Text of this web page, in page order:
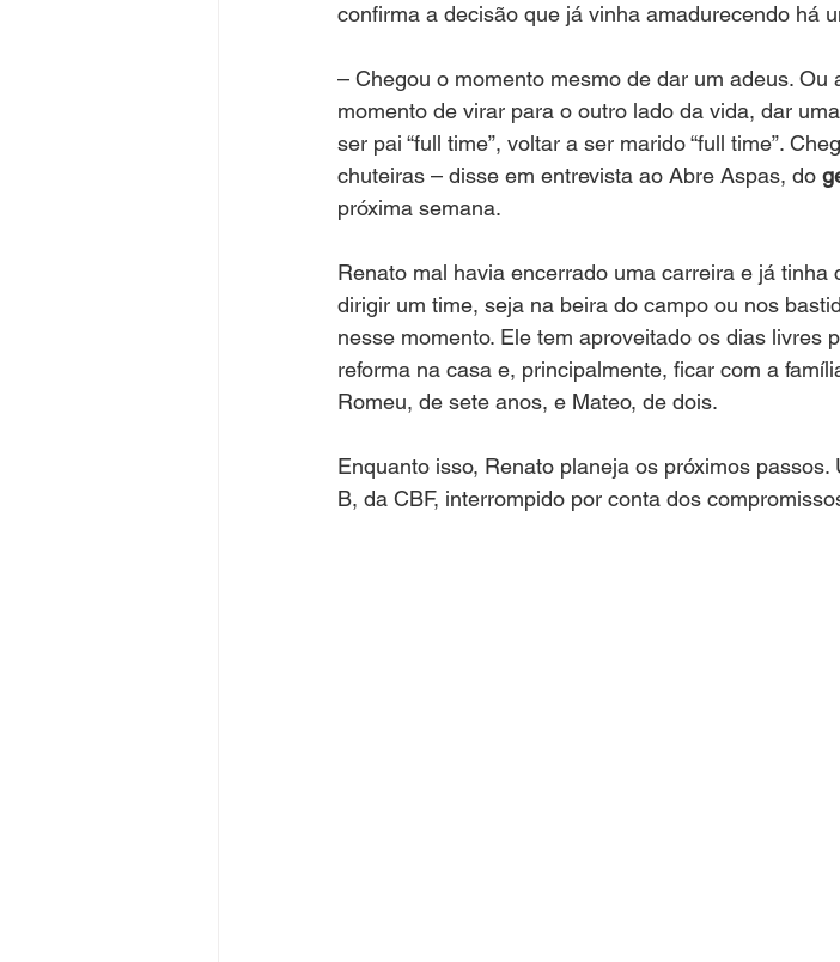
confirma a decisão que já vinha amadurecendo há
– Chegou o momento mesmo de dar um adeus. Ou
momento de virar para o outro lado da vida, dar
ser pai “full time”, voltar a ser marido “full time”.
chuteiras – disse em entrevista ao Abre Aspas, do
próxima semana.
Renato mal havia encerrado uma carreira e já tinha
dirigir um time, seja na beira do campo ou nos
nesse momento. Ele tem aproveitado os dias livres
reforma na casa e, principalmente, ficar com a
Romeu, de sete anos, e Mateo, de dois.
Enquanto isso, Renato planeja os próximos
B, da CBF, interrompido por conta dos